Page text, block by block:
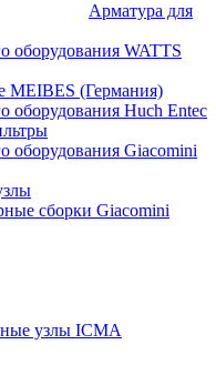
Арматура для
оборудования WATTS
MEIBES (Германия)
оборудования Huch Entec
оборудования Giacomini
сборки Giacomini
узлы ICMA